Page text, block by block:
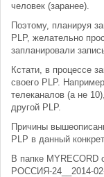
человек (заранее).
Поэтому, планируя
PLP, желательно
запланировали
Кстати, в процессе
своего PLP.
телеканалов (а не
другой PLP.
Причины
PLP в данный
В папке
РОССИЯ-24__2014-